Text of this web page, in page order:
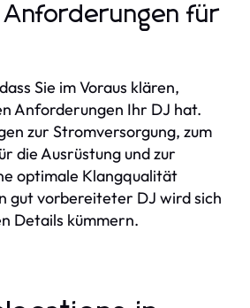
Anforderungen für
Sie im Voraus klären,
Anforderungen Ihr DJ hat.
zur Stromversorgung, zum
die Ausrüstung und zur
optimale Klangqualität
gut vorbereiteter DJ wird sich
Details kümmern.